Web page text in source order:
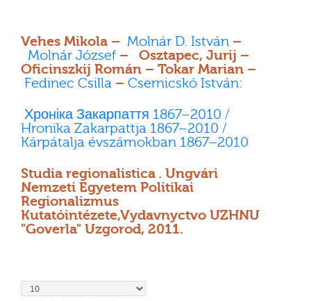
Vehes Mikola – Molnár D. István –
Molnár József – Osztapec, Jurij –
Oficinszkij Román – Tokar Marian –
Fedinec Csilla – Csernicskó István:
Хроніка Закарпаття 1867–2010 /
Hronika Zakarpattja 1867–2010 /
Kárpátalja évszámokban 1867–2010
Studia regionalistica . Ungvári
Nemzeti Egyetem Politikai
Regionalizmus
Kutatóintézete,Vydavnyctvo UZHNU
"Goverla" Uzgorod, 2011.